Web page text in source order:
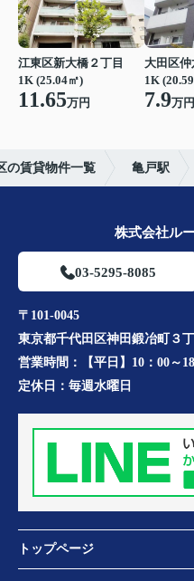
江東区新大橋２丁目
1K (25.04㎡)
11.65万円
大田区仲
1K
7.9万円
の賃貸物件一覧 亀戸駅
株式会社ル
03-5295-8085
〒101-0045
東京都千代田区神田鍛冶町３
営業時間：
【平日】10：00～
定休日： 毎週水曜日
トップページ